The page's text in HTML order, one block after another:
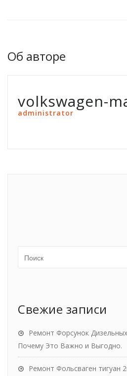
Об авторе
volkswagen-
administrator
Свежие записи
Ремонт Форсунок
Почему Это Важно и Выгодно.
Ремонт Фольсваген тигуан